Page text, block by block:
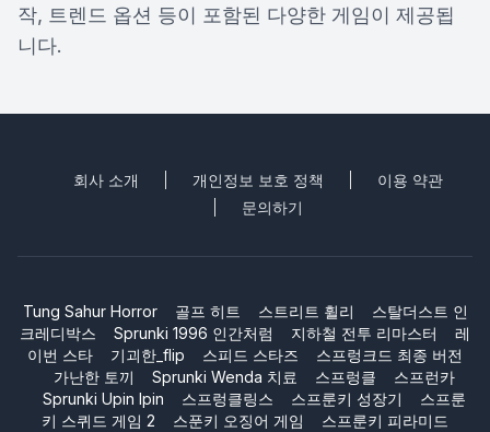
작, 트렌드 옵션 등이 포함된 다양한 게임이 제공됩
니다.
회사 소개 개인정보 보호 정책
이용 약관
문의하기
Tung Sahur Horror 골프 히트 스트리트 휠리
스탈더스트 인
크레디박스
Sprunki 1996 인간처럼 지하철 전투 리마스터
레
이번 스타
기괴한_flip 스피드 스타즈
스프렁크드 최종 버전
가난한 토끼
Sprunki Wenda 치료 스프렁클
스프런카
Sprunki Upin Ipin
스프렁클링스 스프룬키 성장기
스프룬
키 스퀴드 게임 2
스푼키 오징어 게임
스프룬키 피라미드